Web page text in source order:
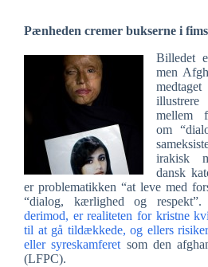
Pænheden cremer bukserne i
Billedet
men
mellem
om
irakisk
dansk
er problematikken “at leve med
“dialog, kærlighed og respekt”.
derimod, er realiteten for kristne
til at gå tildækkede, og ellers
eller syreskamferet som den
(LFPC).